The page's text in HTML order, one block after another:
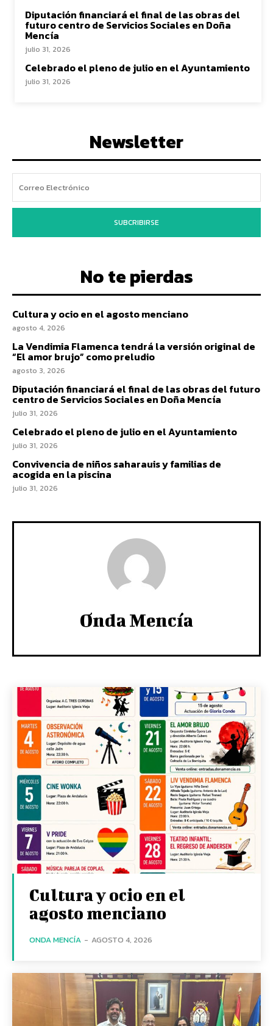
Diputación financiará el final de las obras del
futuro centro de Servicios Sociales en Doña
Mencía
julio 31, 2026
Celebrado el pleno de julio en el Ayuntamiento
julio 31, 2026
Newsletter
SUBCRIBIRSE
No te pierdas
Cultura y ocio en el agosto menciano
agosto 4, 2026
La Vendimia Flamenca tendrá la versión original de
“El amor brujo” como preludio
agosto 3, 2026
Diputación financiará el final de las obras del futuro
centro de Servicios Sociales en Doña Mencía
julio 31, 2026
Celebrado el pleno de julio en el Ayuntamiento
julio 31, 2026
Convivencia de niños saharauis y familias de
acogida en la piscina
julio 31, 2026
Onda Mencía
Cultura y ocio en el
agosto menciano
ONDA MENCÍA - AGOSTO 4, 2026